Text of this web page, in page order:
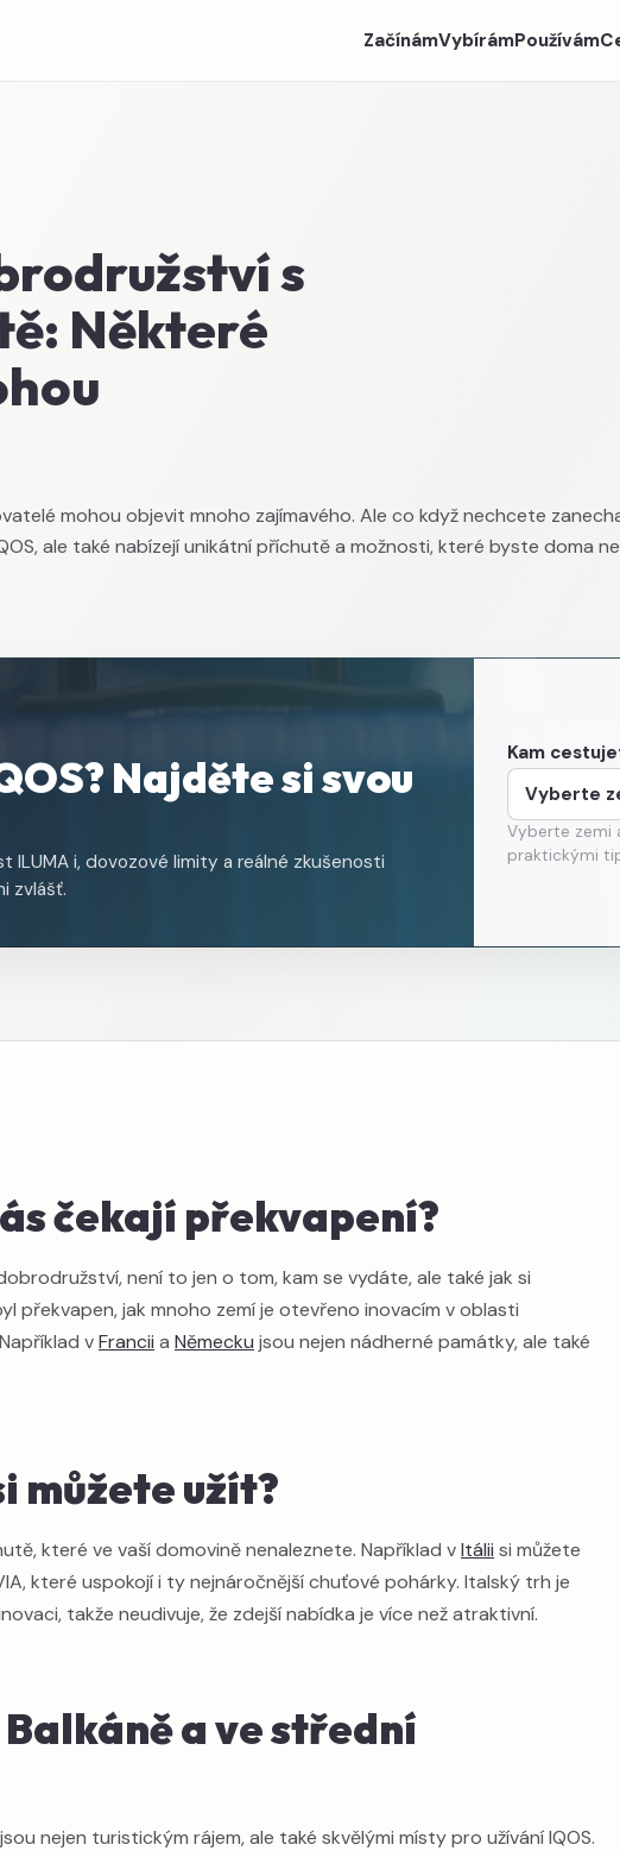
ZačínámVybírámPoužívám
s
Některé
mohou objevit mnoho zajímavého. Ale co když nechcete
ale také nabízejí unikátní příchutě a možnosti, které byste doma
Najděte si svou
ILUMA i, dovozové limity a reálné zkušenosti
zvlášť.
Kam
Vyberte zemi
praktickými
čekají překvapení?
není to jen o tom, kam se vydáte, ale také jak si
překvapen, jak mnoho zemí je otevřeno inovacím v oblasti
vFrancii a Německu jsou nejen nádherné památky, ale také
můžete užít?
které ve vaší domovině nenaleznete. Například vItálii si můžete
které uspokojí i ty nejnáročnější chuťové pohárky. Italský trh je
takže neudivuje, že zdejší nabídka je více než atraktivní.
Balkáně a ve střední
nejen turistickým rájem, ale také skvělými místy pro užívání IQOS.